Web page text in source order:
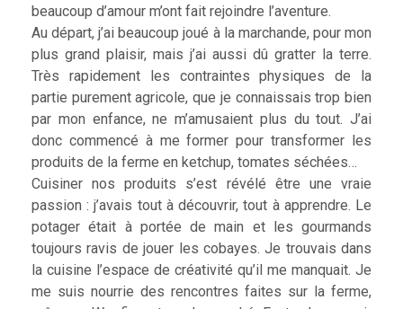
beaucoup d’amour m’ont fait rejoindre l’aventure.
Au départ, j’ai beaucoup joué à la marchande, pour mon
plus grand plaisir, mais j’ai aussi dû gratter la terre.
Très rapidement les contraintes physiques de la
partie purement agricole, que je connaissais trop bien
par mon enfance, ne m’amusaient plus du tout. J’ai
donc commencé à me former pour transformer les
produits de la ferme en ketchup, tomates séchées…
Cuisiner nos produits s’est révélé être une vraie
passion : j’avais tout à découvrir, tout à apprendre. Le
potager était à portée de main et les gourmands
toujours ravis de jouer les cobayes. Je trouvais dans
la cuisine l’espace de créativité qu’il me manquait. Je
me suis nourrie des rencontres faites sur la ferme,